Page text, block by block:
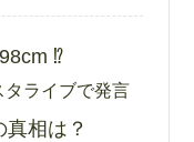
⁉︎
ライブで発言
相は？